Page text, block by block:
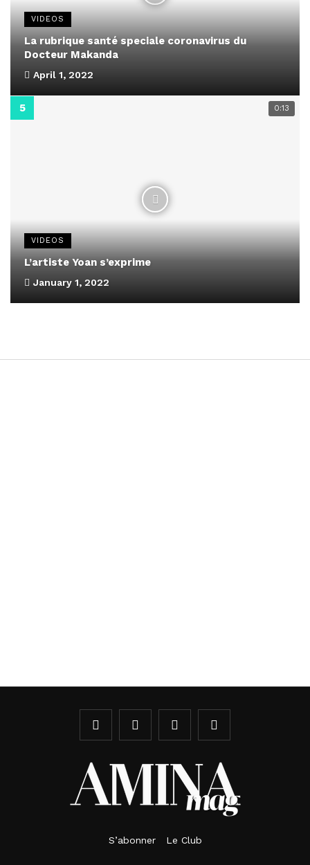
VIDEOS
La rubrique santé speciale coronavirus du
Docteur Makanda
April 1, 2022
0:13
VIDEOS
L’artiste Yoan s’exprime
January 1, 2022
S’abonner Le Club